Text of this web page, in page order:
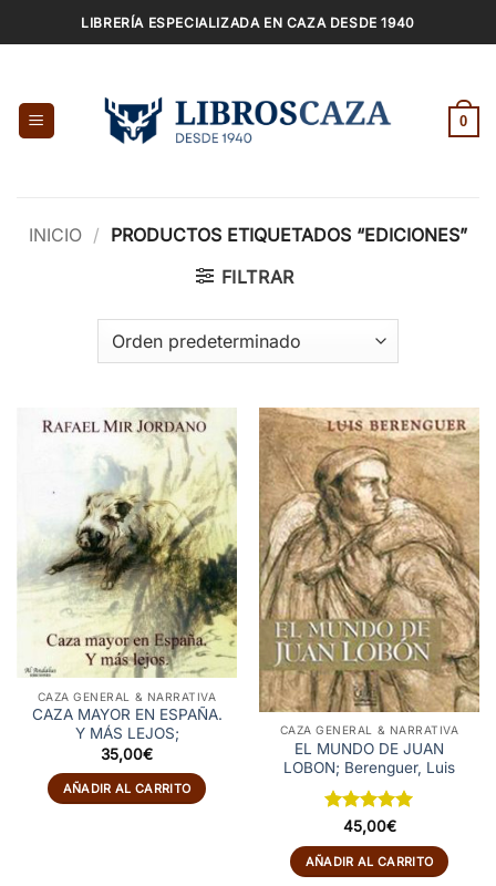
al
LIBRERÍA ESPECIALIZADA EN CAZA DESDE 1940
0
INICIO / PRODUCTOS ETIQUETADOS “EDICIONES”
FILTRAR
CAZA GENERAL & NARRATIVA
CAZA MAYOR EN ESPAÑA.
Y MÁS LEJOS;
35,00€
AÑADIR AL CARRITO
CAZA GENERAL & NARRATIVA
EL MUNDO DE JUAN
LOBON; Berenguer, Luis
Valorado
con5de 5
45,00€
AÑADIR AL CARRITO